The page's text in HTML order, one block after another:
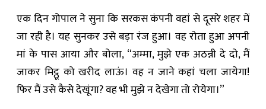
एक दिन गोपाल ने सुना कि सरकस कंपनी वहां से दूसरे शहर में
जा रही है। यह सुनकर उसे बड़ा रंज हुआ। वह रोता हुआ अपनी
मां के पास आया और बोला, “अम्मा, मुझे एक अठन्नी दे दो, मैं
जाकर मिट्ठू को खरीद लाऊं। वह न जाने कहां चला जायेगा!
फिर मैं उसे कैसे देखूंगा? वह भी मुझे न देखेगा तो रोयेगा।”